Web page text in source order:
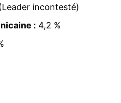
incontesté)
: 4,2 %